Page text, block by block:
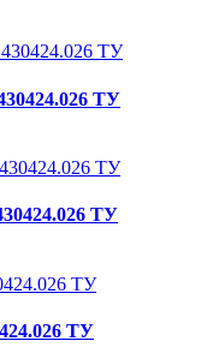
ТУ
ТУ
ТУ